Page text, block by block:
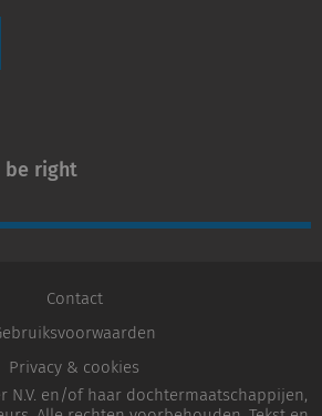
be right
Contact
Privacy & cookies
N.V. en/of haar dochtermaatschappijen,